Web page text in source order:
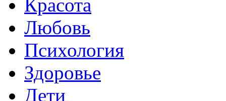
Красота
Любовь
Психология
Здоровье
Дети